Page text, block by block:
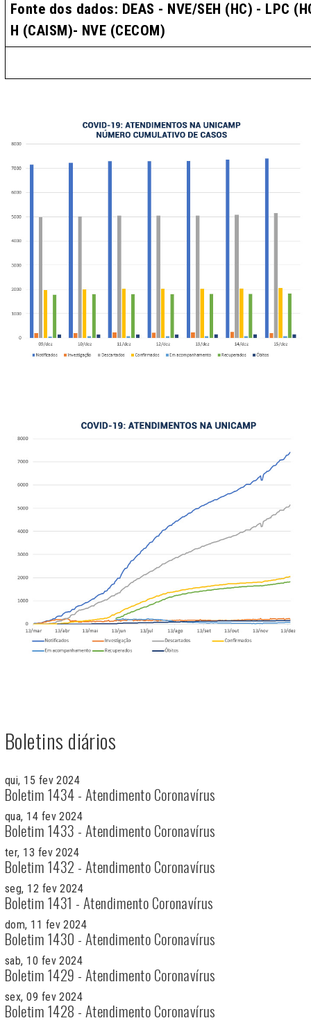
Fonte dos dados: DEAS - NVE/SEH (HC) - LPC
H (CAISM)- NVE (CECOM)
Boletins diários
qui, 15 fev 2024
Boletim 1434 - Atendimento Coronavírus
qua, 14 fev 2024
Boletim 1433 - Atendimento Coronavírus
ter, 13 fev 2024
Boletim 1432 - Atendimento Coronavírus
seg, 12 fev 2024
Boletim 1431 - Atendimento Coronavírus
dom, 11 fev 2024
Boletim 1430 - Atendimento Coronavírus
sab, 10 fev 2024
Boletim 1429 - Atendimento Coronavírus
sex, 09 fev 2024
Boletim 1428 - Atendimento Coronavírus